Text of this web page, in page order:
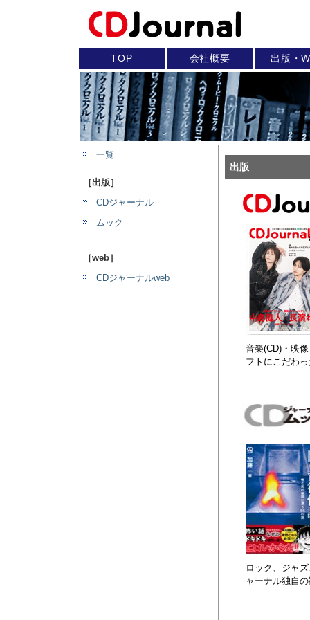
TOP 会社概要 出版・
一覧
［出版］
CDジャーナル
ムック
［web］
CDジャーナルweb
出版
音楽(CD)・映
フトにこだわ
ロック、ジャ
ャーナル独自